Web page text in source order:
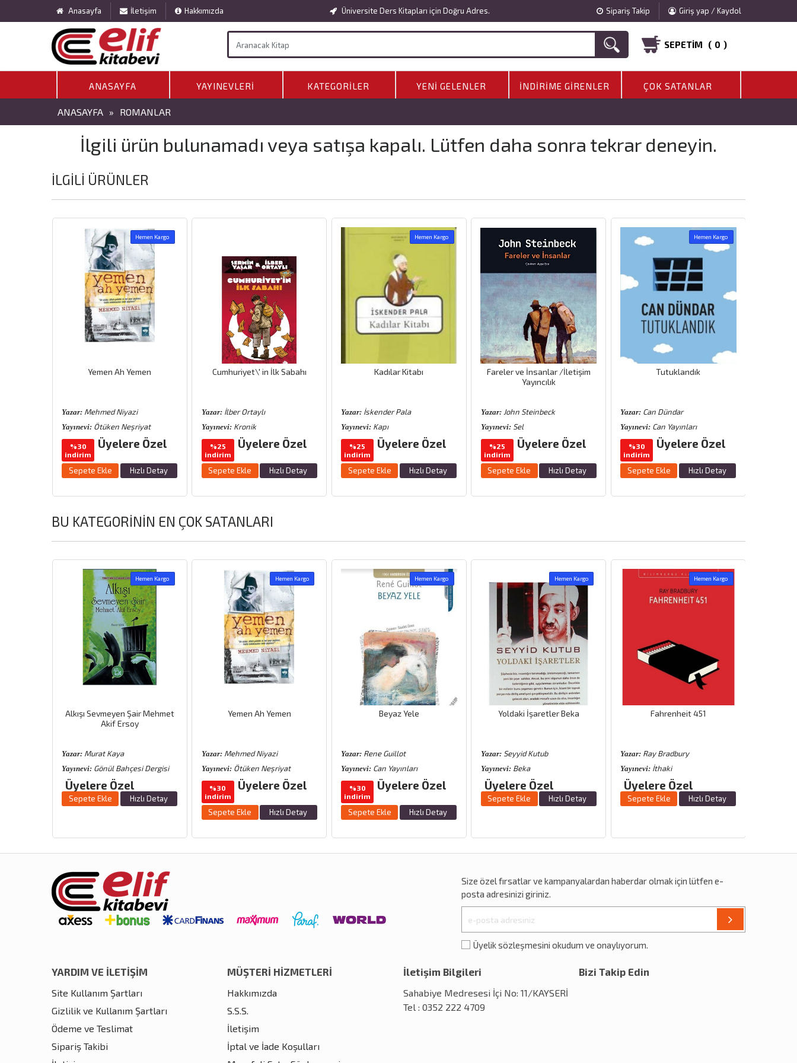
Anasayfa İletişim Hakkımızda Üniversite Ders Kitapları için Doğru Adres. Sipariş Takip Giriş yap / Kaydol
SEPETIM ( 0 )
ANASAYFA YAYINEVLERI KATEGORILER YENI GELENLER İNDIRIME GIRENLER ÇOK SATANLAR
ANASAYFA » ROMANLAR
İlgili ürün bulunamadı veya satışa kapalı. Lütfen daha sonra tekrar deneyin.
İLGILI ÜRÜNLER
Hemen Kargo
Yemen Ah Yemen
Yazar: Mehmed Niyazi
Yayınevi: Ötüken Neşriyat
%30
indirim
Üyelere Özel
Sepete Ekle Hızlı Detay
Cumhuriyet\′ in İlk Sabahı
Yazar:İlber Ortaylı
Yayınevi:Kronik
%25
indirim
Üyelere Özel
Sepete Ekle Hızlı Detay
Hemen Kargo
Kadılar Kitabı
Yazar: İskender Pala
Yayınevi: Kapı
%25
indirim
Üyelere Özel
Sepete Ekle Hızlı Detay
Fareler ve İnsanlar /İletişim
Yayıncılık
Yazar:John Steinbeck
Yayınevi:Sel
%25
indirim
Üyelere Özel
Sepete Ekle Hızlı Detay
Hemen Kargo
Tutuklandık
Yazar: Can Dündar
Yayınevi: Can Yayınları
%30
indirim
Üyelere Özel
Sepete Ekle Hızlı Detay
BU KATEGORININ EN ÇOK SATANLARI
Hemen Kargo
Alkışı Sevmeyen Şair Mehmet
Akif Ersoy
Yazar: Murat Kaya
Yayınevi: Gönül Bahçesi Dergisi
Üyelere Özel
Sepete Ekle Hızlı Detay
Hemen Kargo
Yemen Ah Yemen
Yazar:Mehmed Niyazi
Yayınevi:Ötüken Neşriyat
%30
indirim
Üyelere Özel
Sepete Ekle Hızlı Detay
Hemen Kargo
Beyaz Yele
Yazar: Rene Guillot
Yayınevi: Can Yayınları
%30
indirim
Üyelere Özel
Sepete Ekle Hızlı Detay
Hemen Kargo
Yoldaki İşaretler Beka
Yazar:Seyyid Kutub
Yayınevi:Beka
Üyelere Özel
Sepete Ekle Hızlı Detay
Hemen Kargo
Fahrenheit 451
Yazar: Ray Bradbury
Yayınevi: İthaki
Üyelere Özel
Sepete Ekle Hızlı Detay
Size özelfırsatlarvekampanyalardan haberdar olmak için lütfen e-
posta adresinizi giriniz.
Üyelik sözleşmesini okudum ve onaylıyorum.
YARDIM VE İLETİŞİM
Site Kullanım Şartları
Gizlilik ve Kullanım Şartları
Ödeme ve Teslimat
Sipariş Takibi
MÜŞTERİ HİZMETLERİ
Hakkımızda
S.S.S.
İletişim
İptal ve İade Koşulları
İletişim Bilgileri
Sahabiye Medresesi İçi No: 11/KAYSERİ
Tel : 0352 222 4709
Bizi Takip Edin